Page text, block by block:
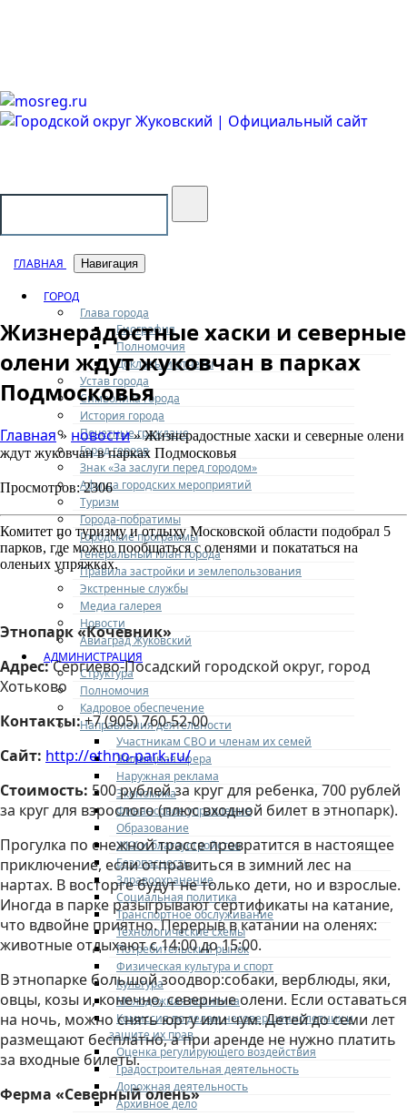
ГЛАВНАЯ Навигация
ГОРОД
Глава города
Биография
Полномочия
Доклады и отчеты
Устав города
Символика города
История города
Почетные граждане
Город героев
Знак «За заслуги перед городом»
Афиша городских мероприятий
Туризм
Города-побратимы
Городские программы
Генеральный план города
Правила застройки и землепользования
Экстренные службы
Медиа галерея
Новости
Авиаград Жуковский
АДМИНИСТРАЦИЯ
Структура
Полномочия
Кадровое обеспечение
Направления деятельности
Участникам СВО и членам их семей
Жилищная сфера
Наружная реклама
Экономика
Финансовое управление
Образование
ЖКХ и благоустройство
Безопасность
Здравоохранение
Социальная политика
Транспортное обслуживание
Технологические схемы
Потребительский рынок
Физическая культура и спорт
Культура
Молодежная политика
Комиссия по делам несовершеннолетних и
защите их прав
Оценка регулирующего воздействия
Градостроительная деятельность
Дорожная деятельность
Архивное дело
Жизнерадостные хаски и северные
олени ждут жуковчан в парках
Подмосковья
Главная» новости» Жизнерадостные хаски и северные олени
ждут жуковчан в парках Подмосковья
Просмотров: 2306
Комитет по туризму и отдыху Московской области подобрал 5
парков, где можно пообщаться с оленями и покататься на
оленьих упряжках.
Этнопарк «Кочевник»
Адрес:Сергиево-Посадский городской округ, город
Хотьково
Контакты:+7 (905) 760-52-00
Сайт: http://ethno-park.ru/
Стоимость: 500 рублей за круг для ребенка, 700 рублей
за круг для взрослого (плюс входной билет в этнопарк).
Прогулка по снежной трассе превратится в настоящее
приключение, если отправиться в зимний лес на
нартах. В восторге будут не только дети, но и взрослые.
Иногда в парке разыгрывают сертификаты на катание,
что вдвойне приятно. Перерыв в катании на оленях:
животные отдыхают с 14:00 до 15:00.
В этнопарке большой зоодвор:собаки, верблюды, яки,
овцы, козы и, конечно, северные олени. Если оставаться
на ночь, можно снять юрту или чум. Детей до семи лет
размещают бесплатно, а при аренде не нужно платить
за входные билеты.
Ферма «Северный олень»